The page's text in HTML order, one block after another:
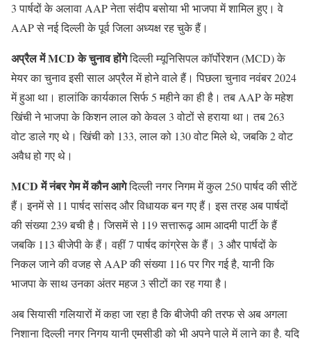
3 पार्षदों के अलावा AAP नेता संदीप बसोया भी भाजपा में शामिल हुए। वे
AAP से नई दिल्ली के पूर्व जिला अध्यक्ष रह चुके हैं।
अप्रैल में MCD के चुनाव होंगेदिल्ली म्यूनिसिपल कॉर्पोरेशन (MCD) के
मेयर का चुनाव इसी साल अप्रैल में होने वाले हैं। पिछला चुनाव नवंबर 2024
में हुआ था। हालांकि कार्यकाल सिर्फ 5 महीने का ही है। तब AAP के महेश
खिंची ने भाजपा के किशन लाल को केवल 3 वोटों से हराया था। तब 263
वोट डाले गए थे। खिंची को 133, लाल को 130 वोट मिले थे, जबकि 2 वोट
अवैध हो गए थे।
MCD में नंबर गेम में कौन आगेदिल्ली नगर निगम में कुल 250 पार्षद की सीटें
हैं। इनमें से 11 पार्षद सांसद और विधायक बन गए हैं। इस तरह अब पार्षदों
की संख्या 239 बची है। जिसमें से 119 सत्तारूढ़ आम आदमी पार्टी के हैं
जबकि 113 बीजेपी के हैं। वहीं 7 पार्षद कांग्रेस के हैं। 3 और पार्षदों के
निकल जाने की वजह से AAP की संख्या 116 पर गिर गई है, यानी कि
भाजपा के साथ उनका अंतर महज 3 सीटों का रह गया है।
अब सियासी गलियारों में कहा जा रहा है कि बीजेपी की तरफ से अब अगला
निशाना दिल्ली नगर निगय यानी एमसीडी को भी अपने पाले में लाने का है. यदि